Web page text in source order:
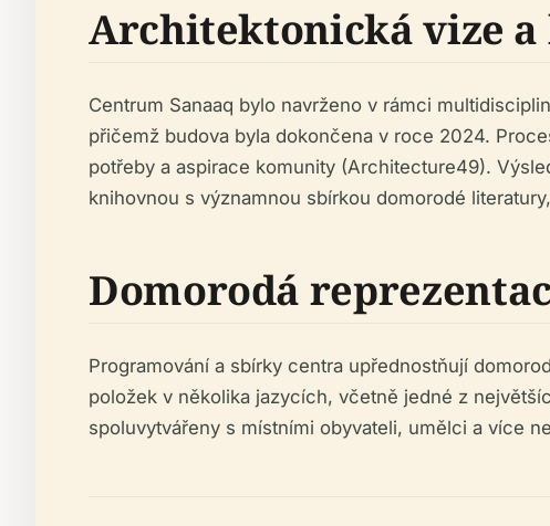
Architektonická vize
Centrum Sanaaq bylo navrženo v rámci
přičemž budova byla dokončena v roce 2024.
potřeby a aspirace komunity (Architecture49).
knihovnou s významnou sbírkou domorodé
Domorodá
Programování a sbírky centra upřednostňují
položek v několika jazycích, včetně jedné z
spoluvytvářeny s místními obyvateli, umělci a více